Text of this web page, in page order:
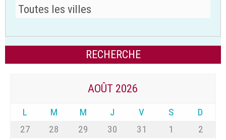
AOÛT 2026
L M M J V S
D
27
28 29 30 31 1
2